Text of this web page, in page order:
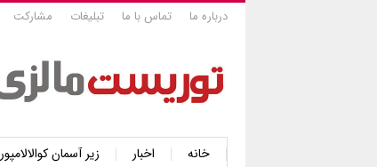
درباره ما تماس با ما تبلیغات مشارکت
خانه اخبار زیر آسمان کوالالامپور